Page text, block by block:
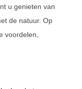
u genieten van
de natuur. Op
voordelen,